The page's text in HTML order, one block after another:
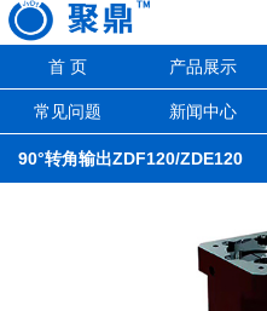
首 页 产品展示
常见问题 新闻中心
90°转角输出ZDF120/ZDE120